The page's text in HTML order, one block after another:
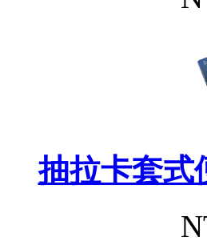
抽拉卡套式